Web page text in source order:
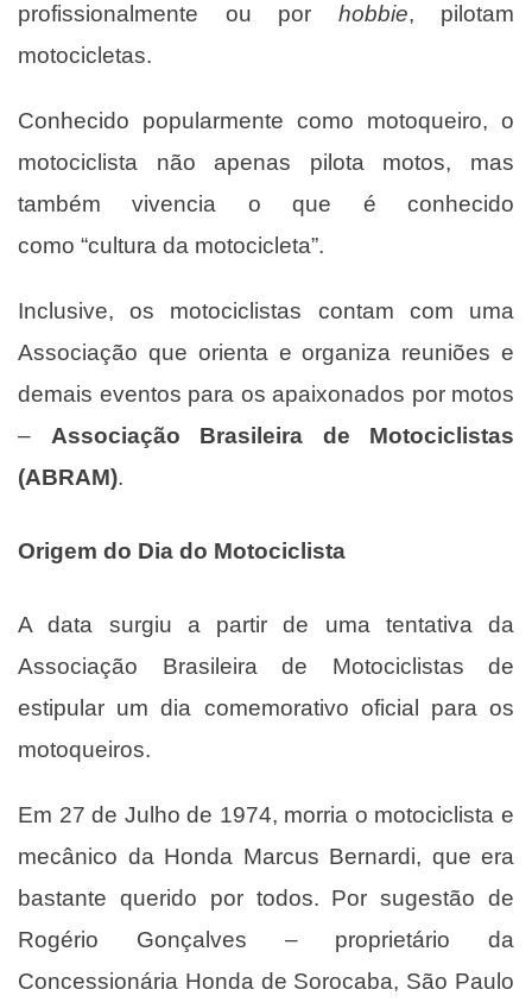
profissionalmente ou por hobbie, pilotam
motocicletas.
Conhecido popularmente como motoqueiro, o
motociclista não apenas pilota motos, mas
também vivencia o que é conhecido
como “cultura da motocicleta”.
Inclusive, os motociclistas contam com uma
Associação que orienta e organiza reuniões e
demais eventos para os apaixonados por motos
– Associação Brasileira de Motociclistas
(ABRAM).
Origem do Dia do Motociclista
A data surgiu a partir de uma tentativa da
Associação Brasileira de Motociclistas de
estipular um dia comemorativo oficial para os
motoqueiros.
Em 27 de Julho de 1974, morria o motociclista e
mecânico da Honda Marcus Bernardi, que era
bastante querido por todos. Por sugestão de
Rogério Gonçalves – proprietário da
Concessionária Honda de Sorocaba, São Paulo